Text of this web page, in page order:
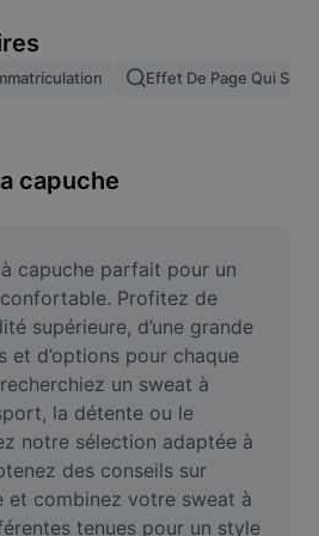
image
Effet De Page Qui Se
capuche
capuche parfait pour un
Profitez de
supérieure, d’une grande
et d’options pour chaque
un sweat à
la détente ou le
notre sélection adaptée à
des conseils sur
et combinez votre sweat à
tenues pour un style